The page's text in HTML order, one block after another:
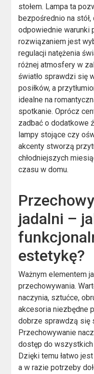
stołem. Lampa ta
bezpośrednio na
odpowiednie warunki
rozwiązaniem jest
regulacji natężenia
różnej atmosfery w
światło sprawdzi się
posiłków, a
idealne na
spotkanie. Oprócz
zadbać o dodatkowe
lampy stojące czy
akcenty stworzą
chłodniejszych
czasu w domu.
jadalni –
estetykę?
Ważnym elementem
przechowywania.
naczynia, sztućce,
akcesoria niezbędne
dobrze sprawdzą się
Przechowywanie
dostęp do
Dzięki temu łatwo
a w razie potrzeby